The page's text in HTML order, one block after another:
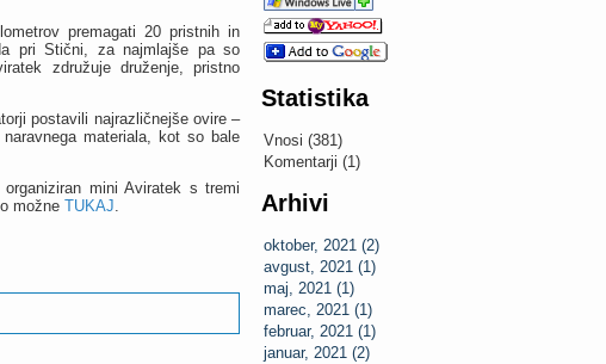
Statistika
Vnosi (381)
Komentarji (1)
Arhivi
oktober, 2021 (2)
avgust, 2021 (1)
maj, 2021 (1)
marec, 2021 (1)
februar, 2021 (1)
januar, 2021 (2)
premagati 20 pristnih in
pri Stični, za najmlajše pa so
združuje druženje, pristno
postavili najrazličnejše ovire –
materiala, kot so bale
mini Aviratek s tremi
možne TUKAJ.